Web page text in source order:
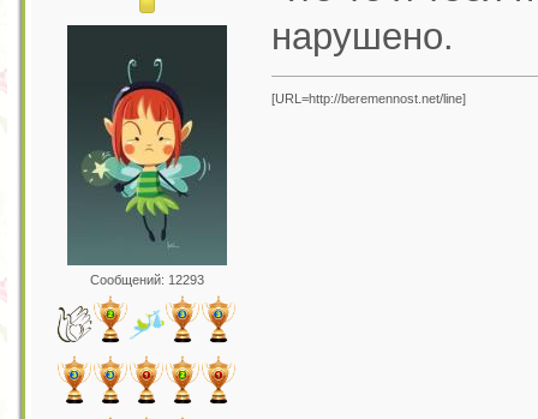
Сообщений: 12293
нарушено.
[URL=http://beremennost.net/line]